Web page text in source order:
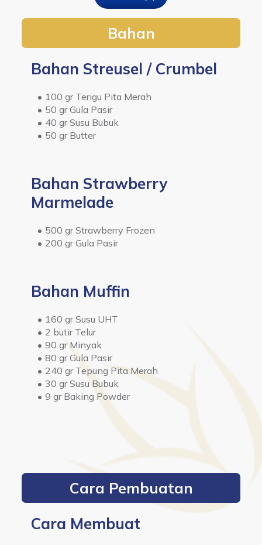
Bahan
Bahan Streusel / Crumbel
100 gr Terigu Pita Merah
50 gr Gula Pasir
40 gr Susu Bubuk
50 gr Butter
Bahan Strawberry
Marmelade
500 gr Strawberry Frozen
200 gr Gula Pasir
Bahan Muffin
160 gr Susu UHT
2 butir Telur
90 gr Minyak
80 gr Gula Pasir
240 gr Tepung Pita Merah
30 gr Susu Bubuk
9 gr Baking Powder
Cara Pembuatan
Cara Membuat